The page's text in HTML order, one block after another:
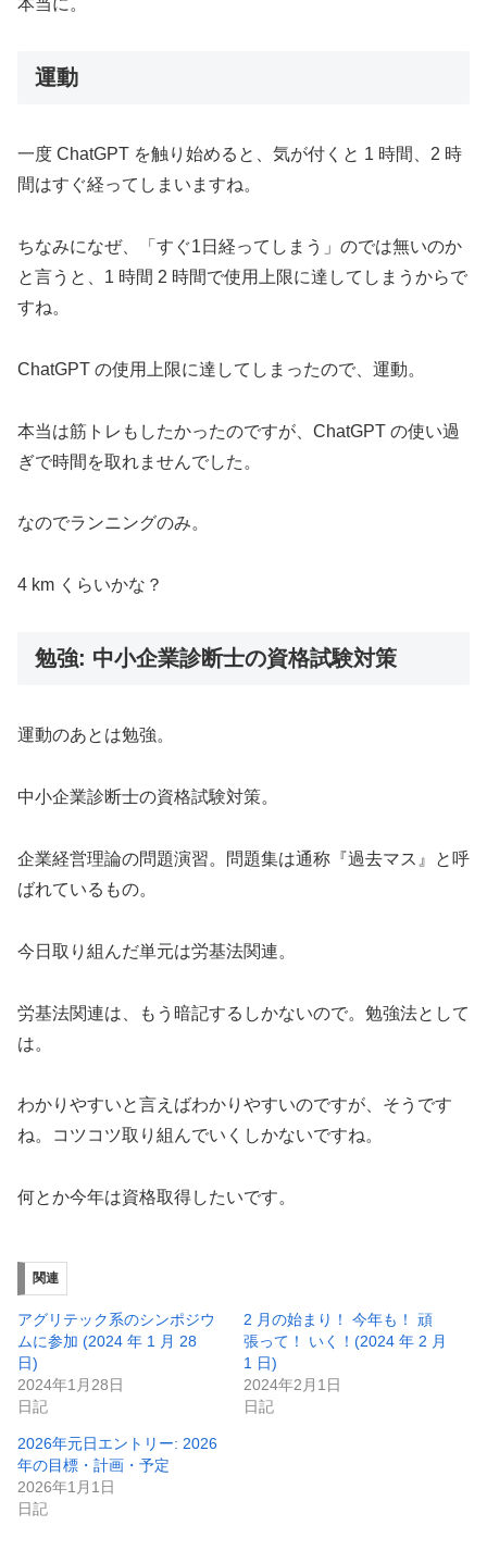
本当に。
運動
一度 ChatGPT を触り始めると、気が付くと 1 時間、2 時
間はすぐ経ってしまいますね。
ちなみになぜ、「すぐ1日経ってしまう」のでは無いのか
と言うと、1 時間 2 時間で使用上限に達してしまうからで
すね。
ChatGPT の使用上限に達してしまったので、運動。
本当は筋トレもしたかったのですが、ChatGPT の使い過
ぎで時間を取れませんでした。
なのでランニングのみ。
4 km くらいかな？
勉強: 中小企業診断士の資格試験対策
運動のあとは勉強。
中小企業診断士の資格試験対策。
企業経営理論の問題演習。問題集は通称『過去マス』と呼
ばれているもの。
今日取り組んだ単元は労基法関連。
労基法関連は、もう暗記するしかないので。勉強法として
は。
わかりやすいと言えばわかりやすいのですが、そうです
ね。コツコツ取り組んでいくしかないですね。
何とか今年は資格取得したいです。
関連
アグリテック系のシンポジウ
ムに参加 (2024 年 1 月 28
日)
2024年1月28日
日記
2 月の始まり！ 今年も！ 頑
張って！ いく！(2024 年 2 月
1 日)
2024年2月1日
日記
2026年元日エントリー: 2026
年の目標・計画・予定
2026年1月1日
日記